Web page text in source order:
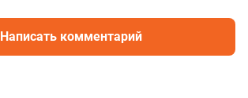
Написать комментарий